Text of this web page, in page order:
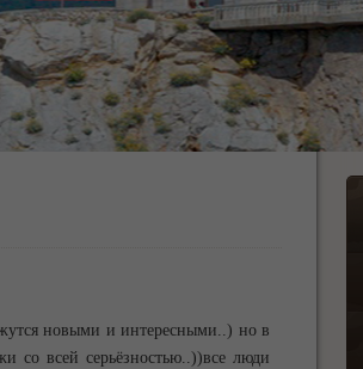
новыми и интересными..) но в
со всей серьёзностью..))все люди